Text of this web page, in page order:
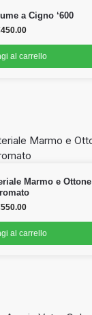
a Cigno ‘600
450.00
al carrello
Marmo e Ottone
550.00
al carrello